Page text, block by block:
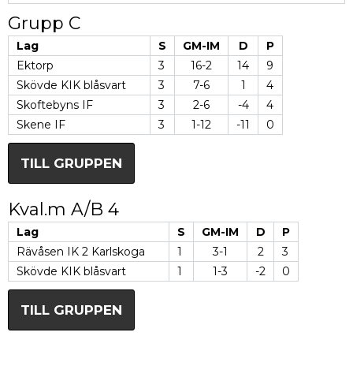
Grupp C
Lag S GM-IM D
P
Ektorp
3 16-2 14
9
Skövde KIK blåsvart
3 7-6 1
4
Skoftebyns IF
3 2-6 -4
4
Skene IF
3 1-12 -11 0
TILL GRUPPEN
Kval.m A/B 4
Lag S GM-IM D
P
Rävåsen IK 2 Karlskoga
1 3-1 2
3
Skövde KIK blåsvart
1 1-3 -2 0
TILL GRUPPEN